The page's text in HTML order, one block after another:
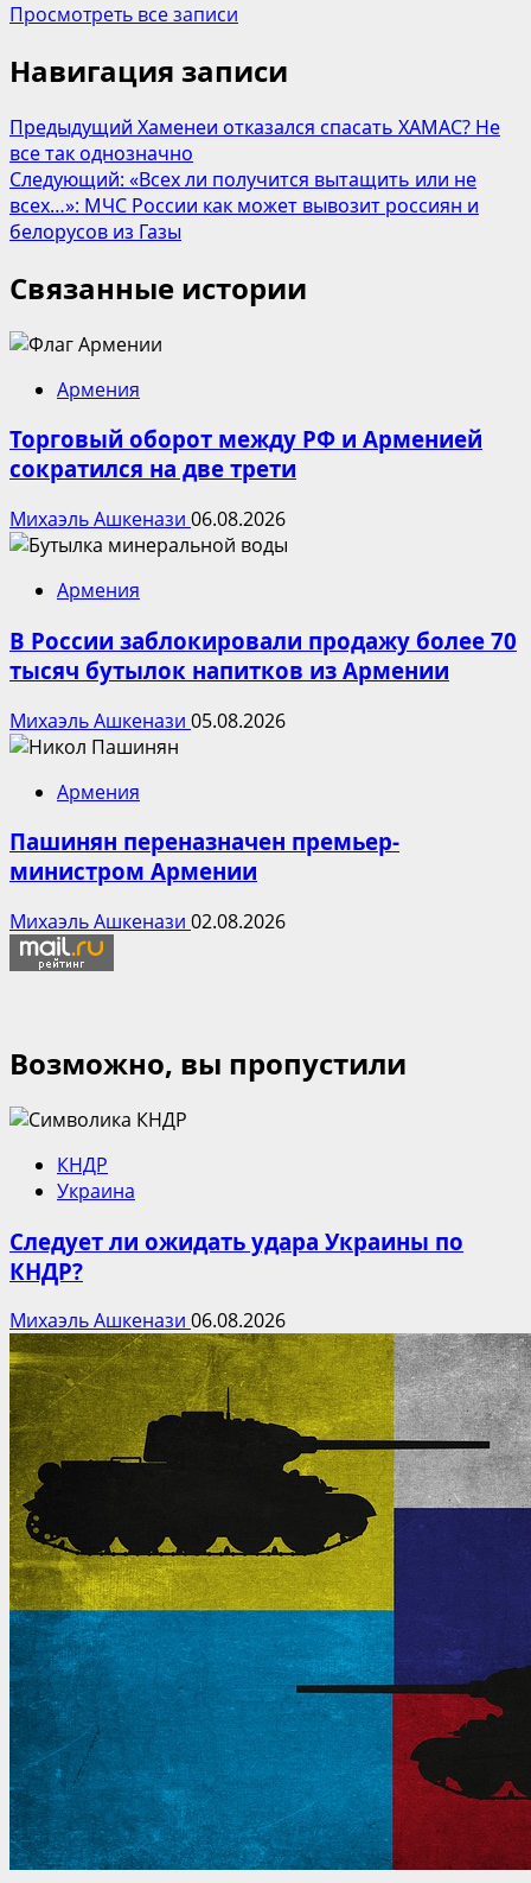
Просмотреть все записи
Навигация записи
Предыдущий Хаменеи отказался спасать ХАМАС? Не
все так однозначно
Следующий: «Всех ли получится вытащить или не
всех…»: МЧС России как может вывозит россиян и
белорусов из Газы
Связанные истории
Армения
Торговый оборот между РФ и Арменией
сократился на две трети
Михаэль Ашкенази 06.08.2026
Армения
В России заблокировали продажу более 70
тысяч бутылок напитков из Армении
Михаэль Ашкенази 05.08.2026
Армения
Пашинян переназначен премьер-
министром Армении
Михаэль Ашкенази 02.08.2026
Возможно, вы пропустили
КНДР
Украина
Следует ли ожидать удара Украины по
КНДР?
Михаэль Ашкенази 06.08.2026